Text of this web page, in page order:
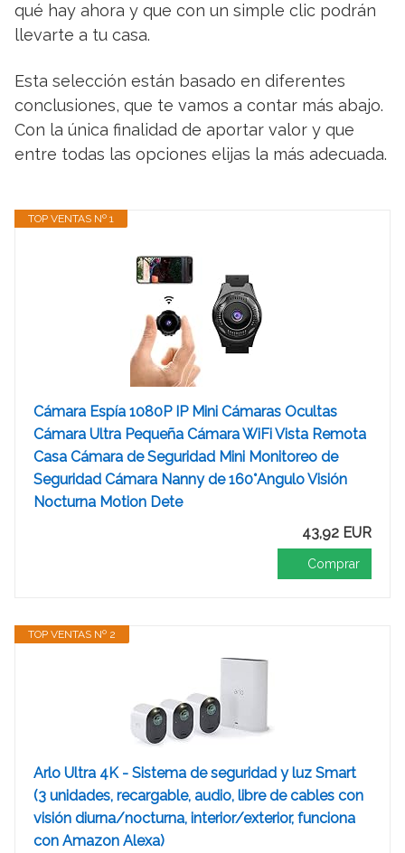
qué hay ahora y que con un simple clic podrán
llevarte a tu casa.
Esta selección están basado en diferentes
conclusiones, que te vamos a contar más abajo.
Con la única finalidad de aportar valor y que
entre todas las opciones elijas la más adecuada.
TOP VENTAS Nº 1
Cámara Espía 1080P IP Mini Cámaras Ocultas
Cámara Ultra Pequeña Cámara WiFi Vista Remota
Casa Cámara de Seguridad Mini Monitoreo de
Seguridad Cámara Nanny de 160°Angulo Visión
Nocturna Motion Dete
43,92 EUR
Comprar
TOP VENTAS Nº 2
Arlo Ultra 4K - Sistema de seguridad y luz Smart
(3 unidades, recargable, audio, libre de cables con
visión diurna/nocturna, interior/exterior, funciona
con Amazon Alexa)